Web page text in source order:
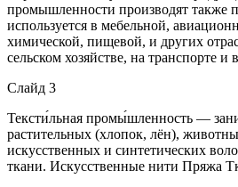
промышленности производят также
используется в мебельной,
химической, пищевой, и других
сельском хозяйстве, на транспорте и
Слайд 3
Тексти́льная промы́шленность —
растительных (хлопок, лён),
искусственных и синтетических
ткани. Искусственные нити Пряжа